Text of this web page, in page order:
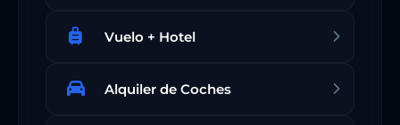
Vuelo + Hotel
Alquiler de Coches